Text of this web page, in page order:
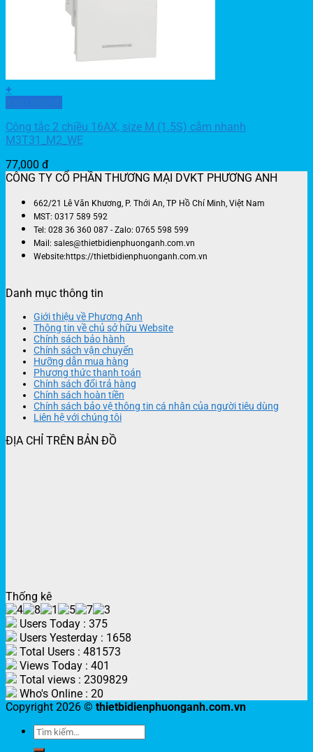
+
Công tắc 2 chiều 16AX, size M (1.5S) cắm nhanh
M3T31_M2_WE
77,000 đ
CÔNG TY CỔ PHẦN THƯƠNG MẠI DVKT PHƯƠNG ANH
662/21 Lê Văn Khương, P. Thới An, TP Hồ Chí Minh, Việt Nam
MST: 0317 589 592
Tel: 028 36 360 087 - Zalo: 0765 598 599
Mail: sales@thietbidienphuonganh.com.vn
Website:https://thietbidienphuonganh.com.vn
Danh mục thông tin
Giới thiệu về Phương Anh
Thông tin về chủ sở hữu Website
Chính sách bảo hành
Chính sách vận chuyển
Hưỡng dẫn mua hàng
Phương thức thanh toán
Chính sách đổi trả hàng
Chính sách hoàn tiền
Chính sách bảo vệ thông tin cá nhân của người tiêu dùng
Liên hệ với chúng tôi
ĐỊA CHỈ TRÊN BẢN ĐỒ
Thống kê
Users Today : 375
Users Yesterday : 1658
Total Users : 481573
Views Today : 401
Total views : 2309829
Who's Online : 20
Copyright 2026 © thietbidienphuonganh.com.vn